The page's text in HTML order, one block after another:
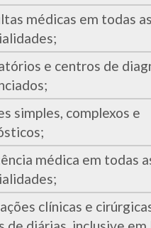
médicas em todas as
e centros de
simples, complexos e
médica em todas
clínicas e